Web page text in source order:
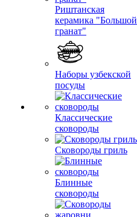
Риштанская
керамика "Большой
гранат"
Наборы узбекской
посуды
Классические
сковороды
Сковороды гриль
Блинные
сковороды